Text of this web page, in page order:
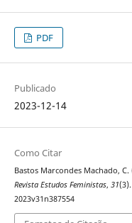
PDF
Publicado
2023-12-14
Como Citar
Bastos Marcondes Machado,
Revista Estudos Feministas, 31
2023v31n387554